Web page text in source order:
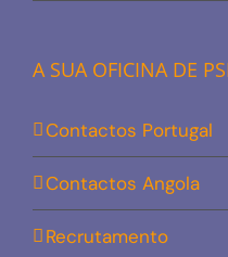
A SUA OFICINA DE
Contactos Portugal
Contactos Angola
Recrutamento